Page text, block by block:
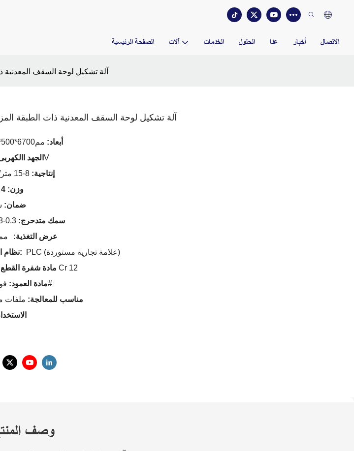
الصفحة الرئيسية آلات الخدمات الحلول عنا أخبار الاتصال
آلة تشكيل لوحة السقف المعدنية
آلة تشكيل لوحة السقف المعدنية ذات الطبقة
أبعاد: مم6700*500*1500
الجهد 380V
إنتاجية: 8-15 متر/دقيقة
وزن: 4
ضمان:
سمك متدحرج:
عرض التغذية:
نظام التحكم:
PLC (علامة تجارية مستوردة)
مادة شفرة فولاذ Cr 12
مادة العمود:فولاذ 45#
مناسب للمعالجة: ملفات
وصف